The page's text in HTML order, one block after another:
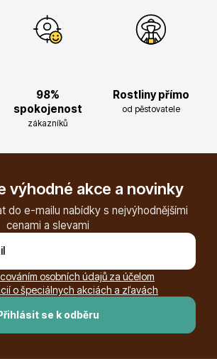
kůra
98%
spokojenost
zákazníků
Rostliny přímo
od pěstovatele
výhodné akce a novinky
do e-mailu nabídky s nejvýhodnějšími
cenami a slevami
se k odběru
osobních údajů za účelom
o špeciálnych akciách a zľavách